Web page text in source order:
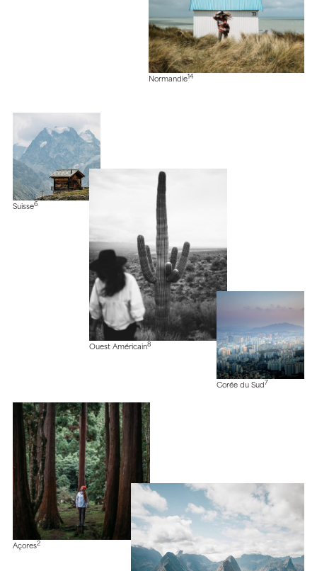
Normandie14
Suisse6
Ouest Américain8
Corée du Sud 7
Açores2